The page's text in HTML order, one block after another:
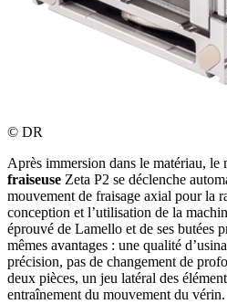
© DR
Après immersion dans le matériau, le
fraiseuse Zeta P2 se déclenche
mouvement de fraisage axial pour la
conception et l’utilisation de la
éprouvé de Lamello et de ses butées
mêmes avantages : une qualité
précision, pas de changement de
deux pièces, un jeu latéral des
entraînement du mouvement du vérin.